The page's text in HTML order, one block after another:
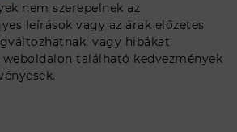
nem szerepelnek az
leírások vagy az árak előzetes
vagy hibákat
található kedvezmények